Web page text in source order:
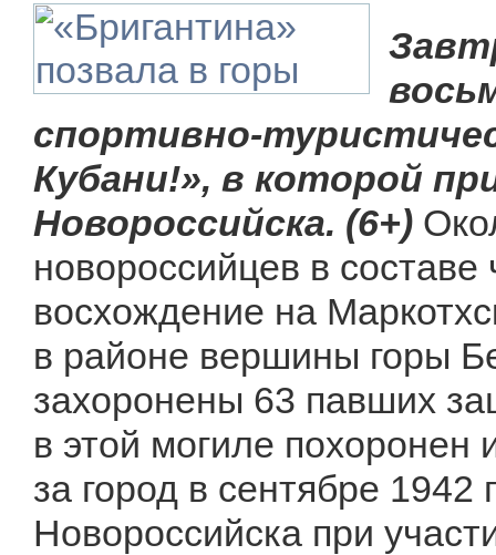
спортивно-
Кубани!», в которой
Новороссийска. (6+)
новороссийцев в
восхождение на
в районе вершины горы
захоронены 63 павших
в этой могиле похоронен
за город в сентябре
Новороссийска при